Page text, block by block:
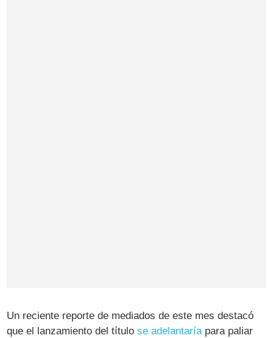
Un reciente reporte de mediados de este mes destacó
que el lanzamiento del títulose adelantaríapara paliar